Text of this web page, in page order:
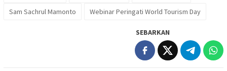
Sam Sachrul Mamonto
Webinar Peringati World Tourism Day
SEBARKAN